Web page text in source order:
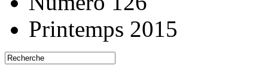
Printemps 2015